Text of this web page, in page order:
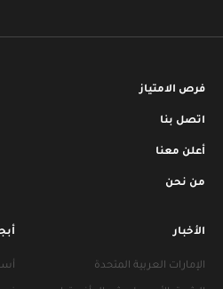
فرص الامتياز
اتصل بنا
أعلن معنا
من نحن
الأخبار
الإمارات العربية المتحدة